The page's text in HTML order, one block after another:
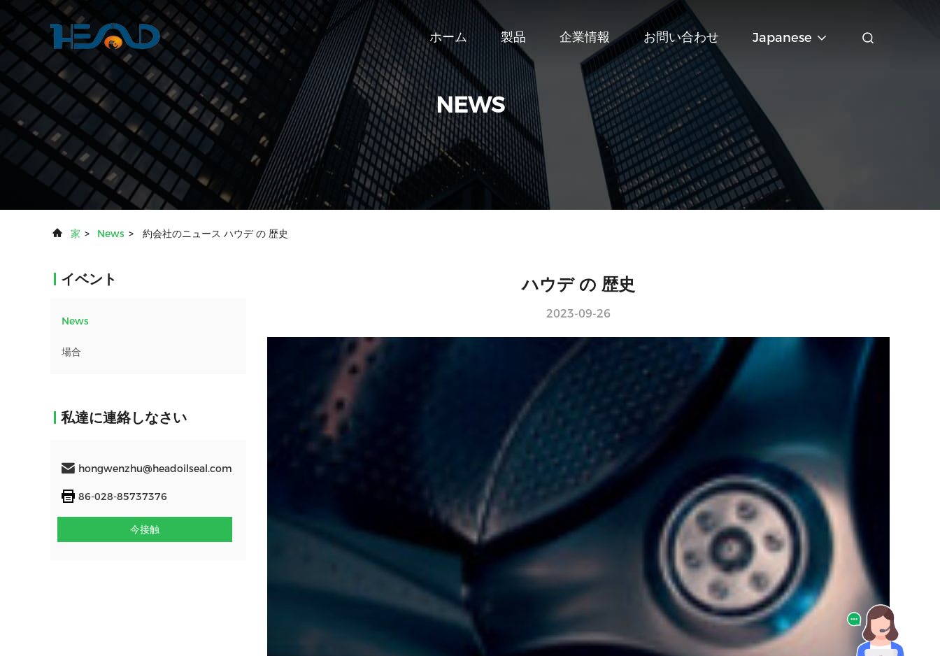
ホーム 製品 企業情報 お問い合わせ Japanese
NEWS
家 > News > 約会社のニュース ハウデ の 歴史
イベント
News
場合
私達に連絡しなさい
hongwenzhu@headoilseal.com
86-028-85737376
今接触
ハウデ の 歴史
2023-09-26